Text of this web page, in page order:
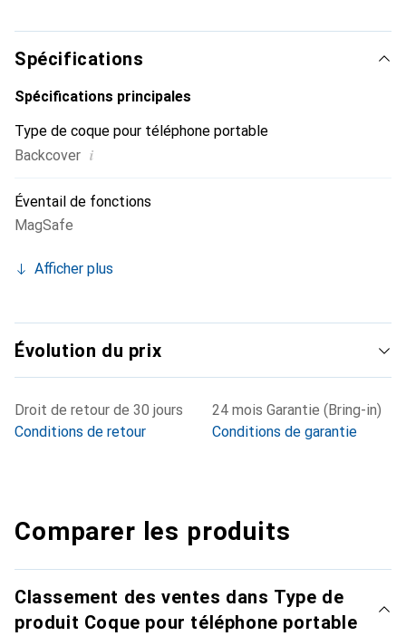
marque Noreve est un choix sûr pour une clientèle
exigeante.
Spécifications
Spécifications principales
Type de coque pour téléphone portable
Backcover i
Éventail de fonctions
MagSafe
Afficher plus
Évolution du prix
Droit de retour de 30 jours
Conditions de retour
24 mois Garantie (Bring-in)
Conditions de garantie
Comparer les produits
Classement des ventes dans Type de
produit Coque pour téléphone portable